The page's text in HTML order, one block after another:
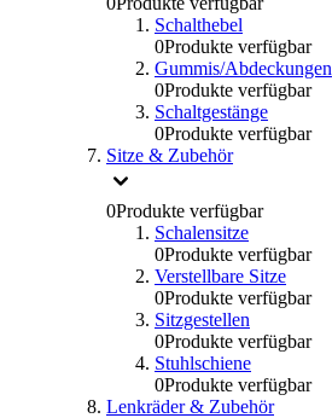
Schalthebel
0Produkte verfügbar
Gummis/Abdeckungen
0Produkte verfügbar
Schaltgestänge
0Produkte verfügbar
Sitze & Zubehör
0Produkte verfügbar
Schalensitze
0Produkte verfügbar
Verstellbare Sitze
0Produkte verfügbar
Sitzgestellen
0Produkte verfügbar
Stuhlschiene
0Produkte verfügbar
Lenkräder & Zubehör